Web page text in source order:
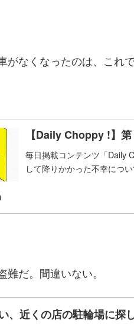
がなくなったのは、これ
【Daily Choppy !】
毎日掲載コンテンツ「Daily
して降りかかった不幸につい
だ。間違いない。
、近くの店の駐輪場に探